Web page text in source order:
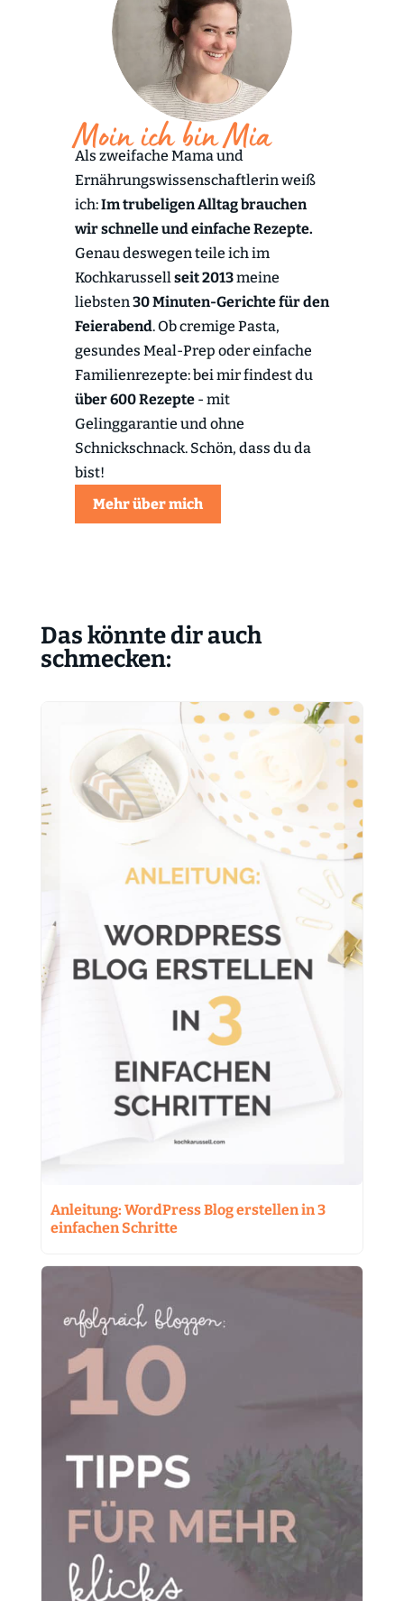
Moin ich bin Mia
Als zweifache Mama und
Ernährungswissenschaftlerin weiß
ich:Im trubeligen Alltag brauchen
wir schnelle und einfache Rezepte.
Genau deswegen teile ich im
Kochkarussellseit 2013meine
liebsten30 Minuten-Gerichte für den
Feierabend. Ob cremige Pasta,
gesundes Meal-Prep oder einfache
Familienrezepte: bei mir findest du
über 600 Rezepte- mit
Gelinggarantie und ohne
Schnickschnack. Schön, dass du da
bist!
Mehr über mich
Das könnte dir auch
schmecken:
Anleitung: WordPress Blog erstellen in 3
einfachen Schritte